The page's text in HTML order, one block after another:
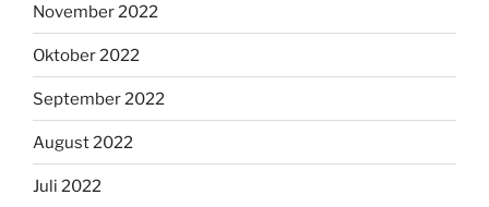
November 2022
Oktober 2022
September 2022
August 2022
Juli 2022